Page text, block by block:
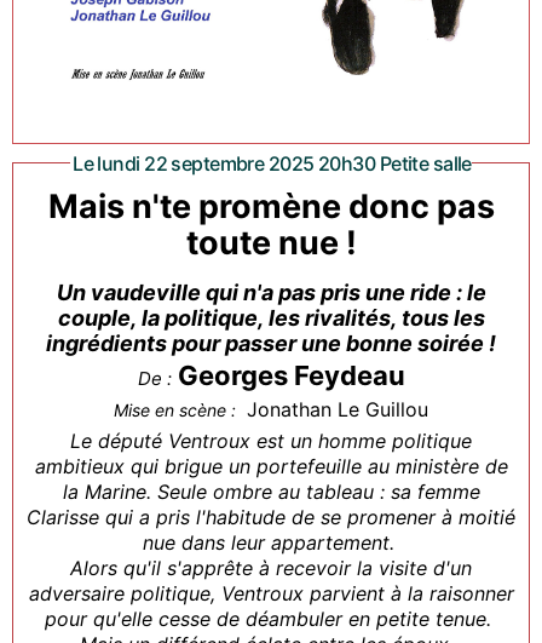
Le lundi 22 septembre 2025 20h30 Petite salle
Mais n'te promène donc pas
toute nue !
Un vaudeville qui n'a pas pris une ride : le
couple, la politique, les rivalités, tous les
ingrédients pour passer une bonne soirée !
De : Georges Feydeau
Mise en scène : Jonathan Le Guillou
Le député Ventroux est un homme politique
ambitieux qui brigue un portefeuille au ministère de
la Marine. Seule ombre au tableau : sa femme
Clarisse qui a pris l'habitude de se promener à moitié
nue dans leur appartement.
Alors qu'il s'apprête à recevoir la visite d'un
adversaire politique, Ventroux parvient à la raisonner
pour qu'elle cesse de déambuler en petite tenue.